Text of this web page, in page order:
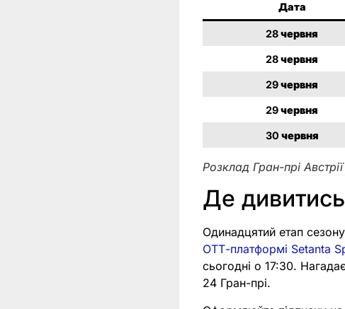
Дата
28червня
28червня
29червня
29червня
30 червня
Розклад Гран-прі
Де
Одинадцятий етап
ОТТ-платформі Setanta
сьогодні о 17:30.
24 Гран-прі.